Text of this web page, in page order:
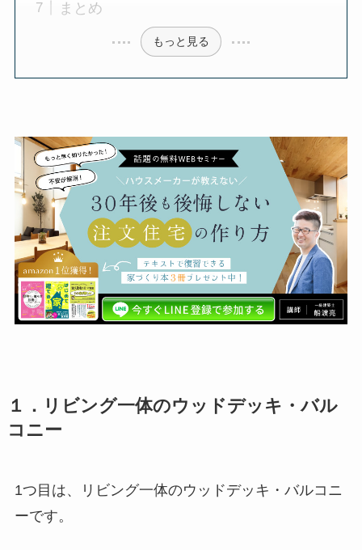
まとめ
もっと見る
１．リビング一体のウッドデッキ・バル
コニー
1つ目は、リビング一体のウッドデッキ・バルコニ
ーです。